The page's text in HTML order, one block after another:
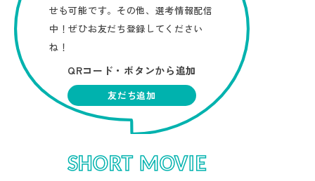
せも可能です。その他、選考情報配信
中！ぜひお友だち登録してください
ね！
QRコード・ボタンから追加
友だち追加
SHORT MOVIE